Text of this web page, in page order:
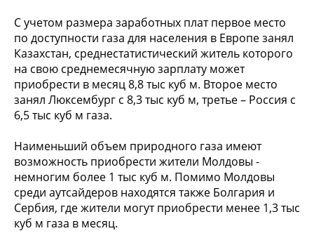
С учетом размера заработных плат первое место
по доступности газа для населения в Европе занял
Казахстан, среднестатистический житель которого
на свою среднемесячную зарплату может
приобрести в месяц 8,8 тыс куб м. Второе место
занял Люксембург с 8,3 тыс куб м, третье – Россия с
6,5 тыс куб м газа.
Наименьший объем природного газа имеют
возможность приобрести жители Молдовы -
немногим более 1 тыс куб м. Помимо Молдовы
среди аутсайдеров находятся также Болгария и
Сербия, где жители могут приобрести менее 1,3 тыс
куб м газа в месяц.